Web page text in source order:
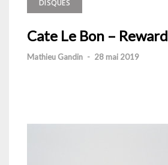
DISQUES
Cate Le Bon – Reward
Mathieu Gandin - 28 mai 2019